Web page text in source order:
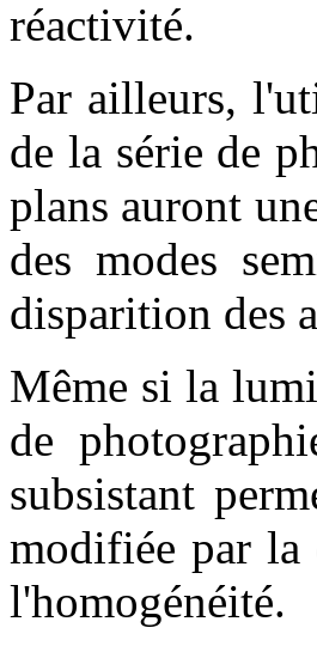
réactivité.
Par ailleurs,
de la série de
plans auront
des modes
disparition des
Même si la
de
subsistant
modifiée par la
l'homogénéité.